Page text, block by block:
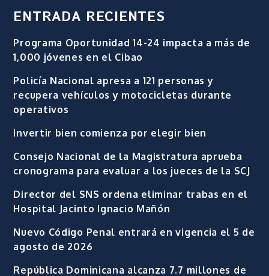
ENTRADA RECIENTES
Programa Oportunidad 14-24 impacta a más de
1,000 jóvenes en el Cibao
Policía Nacional apresa a 121 personas y
recupera vehículos y motocicletas durante
operativos
Invertir bien comienza por elegir bien
Consejo Nacional de la Magistratura aprueba
cronograma para evaluar a los jueces de la SCJ
Director del SNS ordena eliminar trabas en el
Hospital Jacinto Ignacio Mañón
Nuevo Código Penal entrará en vigencia el 5 de
agosto de 2026
República Dominicana alcanza 7.7 millones de